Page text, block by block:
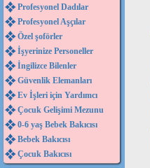
Profesyonel Dadılar
Profesyonel Aşçılar
Özel şoförler
İşyerinize Personeller
İngilizce Bilenler
Güvenlik Elemanları
Ev İşleri için Yardımcı
Çocuk Gelişimi Mezunu
0-6 yaş Bebek Bakıcısı
Bebek Bakıcısı
Çocuk Bakıcısı